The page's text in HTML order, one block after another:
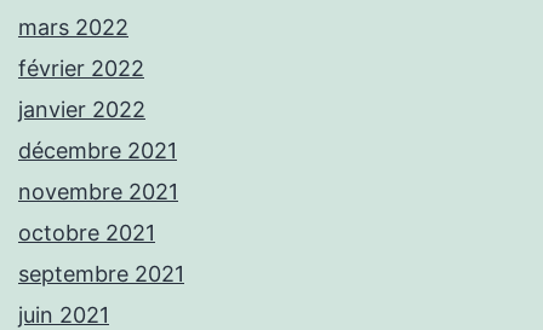
mars 2022
février 2022
janvier 2022
décembre 2021
novembre 2021
octobre 2021
septembre 2021
juin 2021